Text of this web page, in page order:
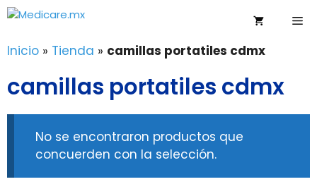
Saltar
contenido
Inicio » Tienda » camillas portatiles cdmx
camillas portatiles cdmx
No se encontraron productos que
concuerden con la selección.